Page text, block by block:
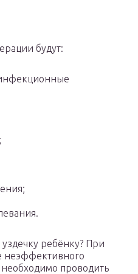
будут:
ребёнку? При
неэффективного
проводить